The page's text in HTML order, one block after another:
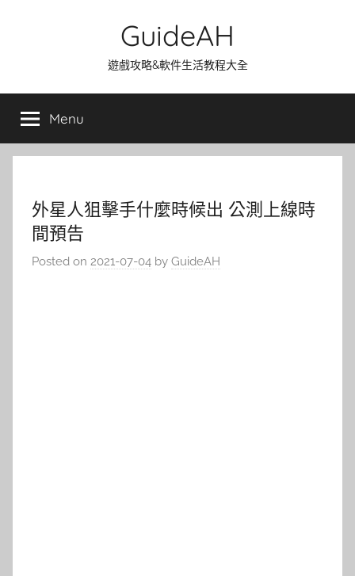
GuideAH
遊戲攻略&軟件生活教程大全
Menu
外星人狙擊手什麼時候出 公測上線時
間預告
Posted on 2021-07-04 by GuideAH